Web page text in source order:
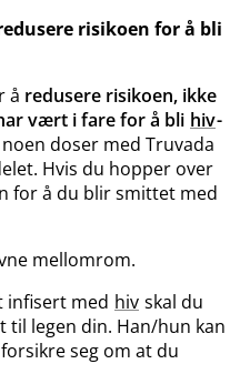
risikoen for å bli
å redusere risikoen, ikke
vært i fare for å bli hiv-
doser med Truvada
Hvis du hopper over
for å du blir smittet med
mellomrom.
infisert med hiv skal du
legen din. Han​/​hun kan
seg om at du